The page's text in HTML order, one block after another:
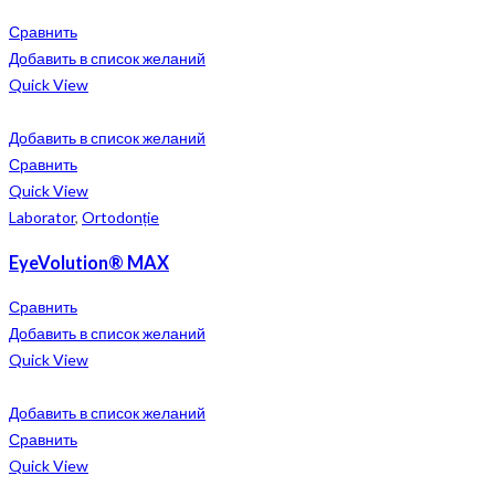
Сравнить
Добавить в список желаний
Quick View
Добавить в список желаний
Сравнить
Quick View
Laborator, Ortodonție
EyeVolution® MAX
Сравнить
Добавить в список желаний
Quick View
Добавить в список желаний
Сравнить
Quick View